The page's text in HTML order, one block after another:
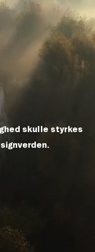
skulle styrkes